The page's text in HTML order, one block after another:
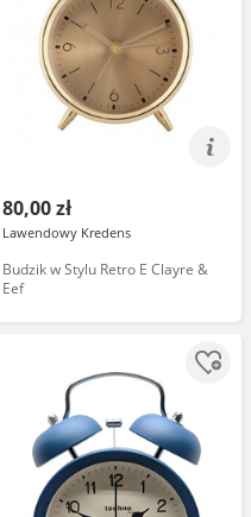
80,00 zł
Lawendowy Kredens
Budzik w Stylu Retro E Clayre &
Eef